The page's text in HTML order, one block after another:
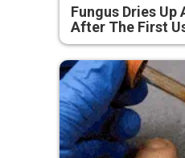
Fungus Dries Up
After The First